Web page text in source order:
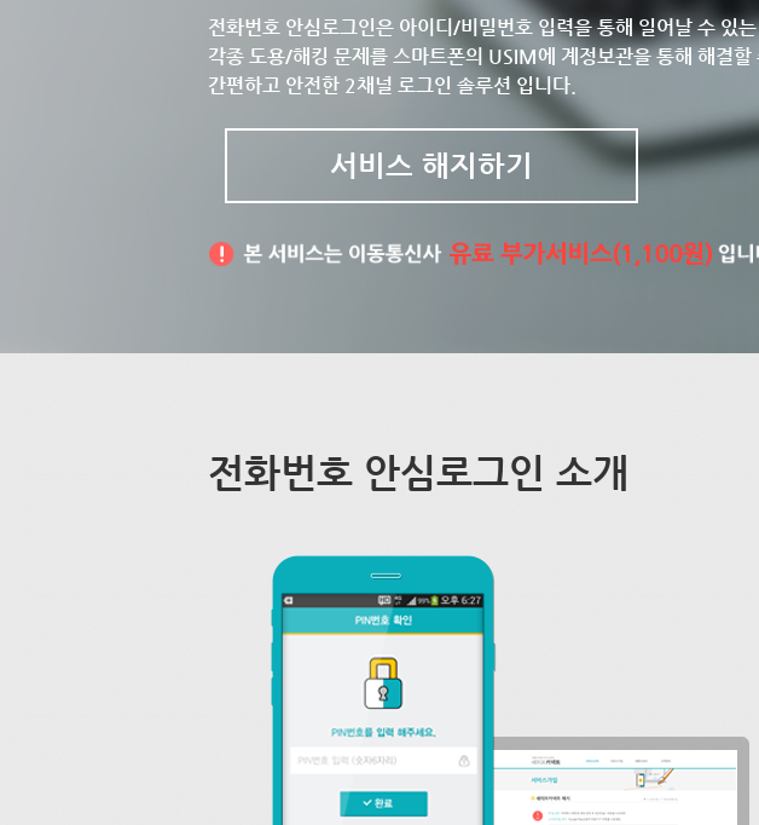
전화번호 안심로그인은 아이디/비밀번호 입력을 통해 일어날 수 있는
각종 도용/해킹 문제를 스마트폰의 USIM에 계정보관을 통해 해결할
간편하고 안전한 2채널 로그인 솔루션 입니다.
서비스 해지하기
전화번호 안심로그인 소개